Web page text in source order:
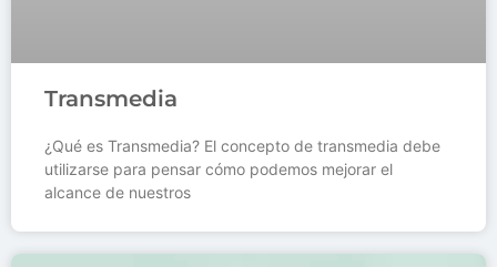
Transmedia
¿Qué es Transmedia? El concepto de transmedia debe
utilizarse para pensar cómo podemos mejorar el
alcance de nuestros